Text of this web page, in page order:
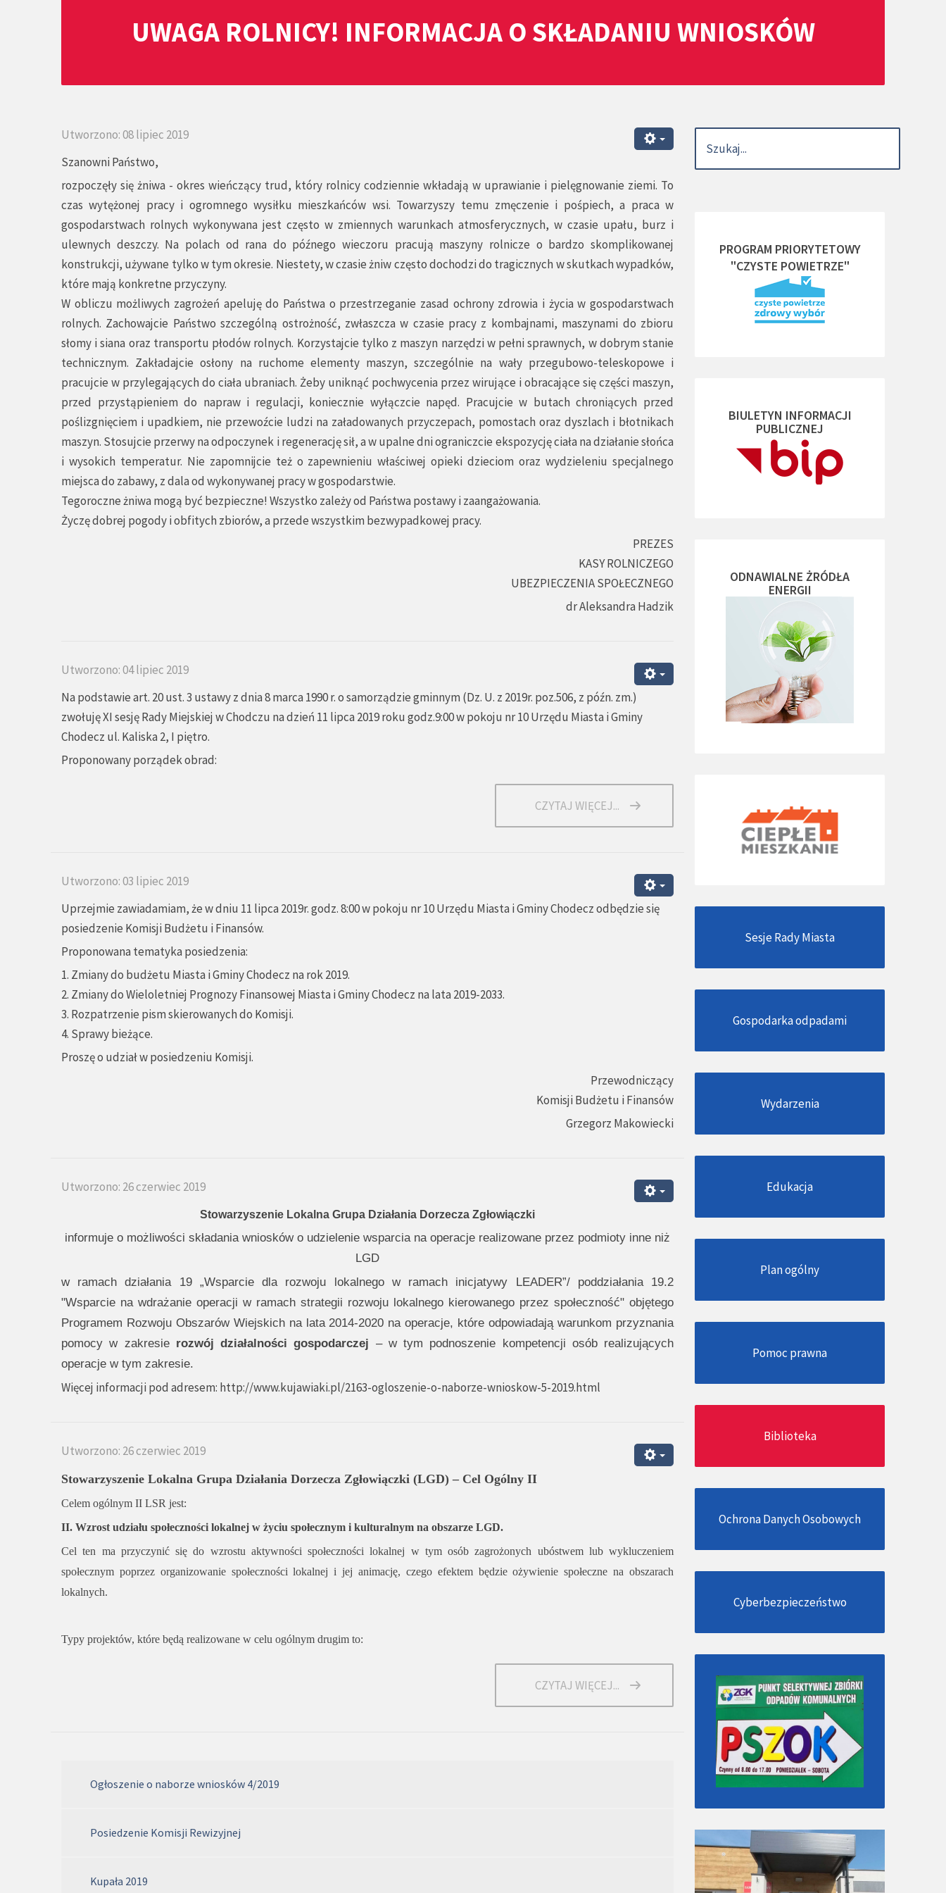
UWAGA ROLNICY! INFORMACJA O SKŁADANIU WNIOSKÓW
Utworzono: 08 lipiec 2019
Szanowni Państwo,
rozpoczęły się żniwa - okres wieńczący trud, który rolnicy codziennie wkładają w uprawianie i pielęgnowanie ziemi. To
czas wytężonej pracy i ogromnego wysiłku mieszkańców wsi. Towarzyszy temu zmęczenie i pośpiech, a praca w
gospodarstwach rolnych wykonywana jest często w zmiennych warunkach atmosferycznych, w czasie upału, burz i
ulewnych deszczy. Na polach od rana do późnego wieczoru pracują maszyny rolnicze o bardzo skomplikowanej
konstrukcji, używane tylko w tym okresie. Niestety, w czasie żniw często dochodzi do tragicznych w skutkach wypadków,
które mają konkretne przyczyny.
W obliczu możliwych zagrożeń apeluję do Państwa o przestrzeganie zasad ochrony zdrowia i życia w gospodarstwach
rolnych. Zachowajcie Państwo szczególną ostrożność, zwłaszcza w czasie pracy z kombajnami, maszynami do zbioru
słomy i siana oraz transportu płodów rolnych. Korzystajcie tylko z maszyn narzędzi w pełni sprawnych, w dobrym stanie
technicznym. Zakładajcie osłony na ruchome elementy maszyn, szczególnie na wały przegubowo-teleskopowe i
pracujcie w przylegających do ciała ubraniach. Żeby uniknąć pochwycenia przez wirujące i obracające się części maszyn,
przed przystąpieniem do napraw i regulacji, koniecznie wyłączcie napęd. Pracujcie w butach chroniących przed
poślizgnięciem i upadkiem, nie przewoźcie ludzi na załadowanych przyczepach, pomostach oraz dyszlach i błotnikach
maszyn. Stosujcie przerwy na odpoczynek i regenerację sił, a w upalne dni ograniczcie ekspozycję ciała na działanie słońca
i wysokich temperatur. Nie zapomnijcie też o zapewnieniu właściwej opieki dzieciom oraz wydzieleniu specjalnego
miejsca do zabawy, z dala od wykonywanej pracy w gospodarstwie.
Tegoroczne żniwa mogą być bezpieczne! Wszystko zależy od Państwa postawy i zaangażowania.
Życzę dobrej pogody i obfitych zbiorów, a przede wszystkim bezwypadkowej pracy.
PREZES
KASY ROLNICZEGO
UBEZPIECZENIA SPOŁECZNEGO
dr Aleksandra Hadzik
Utworzono: 04 lipiec 2019
Na podstawie art. 20 ust. 3 ustawy z dnia 8 marca 1990 r. o samorządzie gminnym (Dz. U. z 2019r. poz.506, z późn. zm.)
zwołuję XI sesję Rady Miejskiej w Chodczu na dzień 11 lipca 2019 roku godz.9:00 w pokoju nr 10 Urzędu Miasta i Gminy
Chodecz ul. Kaliska 2, I piętro.
Proponowany porządek obrad:
CZYTAJ WIĘCEJ...
Utworzono: 03 lipiec 2019
Uprzejmie zawiadamiam, że w dniu 11 lipca 2019r. godz. 8:00 w pokoju nr 10 Urzędu Miasta i Gminy Chodecz odbędzie się
posiedzenie Komisji Budżetu i Finansów.
Proponowana tematyka posiedzenia:
1. Zmiany do budżetu Miasta i Gminy Chodecz na rok 2019.
2. Zmiany do Wieloletniej Prognozy Finansowej Miasta i Gminy Chodecz na lata 2019-2033.
3. Rozpatrzenie pism skierowanych do Komisji.
4. Sprawy bieżące.
Proszę o udział w posiedzeniu Komisji.
Przewodniczący
Komisji Budżetu i Finansów
Grzegorz Makowiecki
Utworzono: 26 czerwiec 2019
Stowarzyszenie Lokalna Grupa Działania Dorzecza Zgłowiączki
informuje o możliwości składania wniosków o udzielenie wsparcia na operacje realizowane przez podmioty inne niż
LGD
w ramach działania 19 „Wsparcie dla rozwoju lokalnego w ramach inicjatywy LEADER”/ poddziałania 19.2
"Wsparcie na wdrażanie operacji w ramach strategii rozwoju lokalnego kierowanego przez społeczność" objętego
Programem Rozwoju Obszarów Wiejskich na lata 2014-2020 na operacje, które odpowiadają warunkom przyznania
pomocy w zakresie rozwój działalności gospodarczej – w tym podnoszenie kompetencji osób realizujących
operacje w tym zakresie.
Więcej informacji pod adresem: http://www.kujawiaki.pl/2163-ogloszenie-o-naborze-wnioskow-5-2019.html
Utworzono: 26 czerwiec 2019
Stowarzyszenie Lokalna Grupa Działania Dorzecza Zgłowiączki (LGD) – Cel Ogólny II
Celem ogólnym II LSR jest:
II. Wzrost udziału społeczności lokalnej w życiu społecznym i kulturalnym na obszarze LGD.
Cel ten ma przyczynić się do wzrostu aktywności społeczności lokalnej w tym osób zagrożonych ubóstwem lub wykluczeniem
społecznym poprzez organizowanie społeczności lokalnej i jej animację, czego efektem będzie ożywienie społeczne na obszarach
lokalnych.
Typy projektów, które będą realizowane w celu ogólnym drugim to:
CZYTAJ WIĘCEJ...
Ogłoszenie o naborze wniosków 4/2019
Posiedzenie Komisji Rewizyjnej
Kupała 2019
PROGRAM PRIORYTETOWY
"CZYSTE POWIETRZE"
BIULETYN INFORMACJI
PUBLICZNEJ
ODNAWIALNE ŻRÓDŁA
ENERGII
Sesje Rady Miasta
Gospodarka odpadami
Wydarzenia
Edukacja
Plan ogólny
Pomoc prawna
Biblioteka
Ochrona Danych Osobowych
Cyberbezpieczeństwo